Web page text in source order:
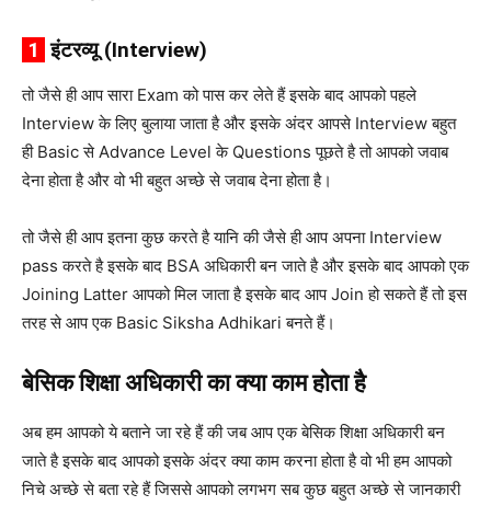
1 इंटरव्यू (Interview)
तो जैसे ही आप सारा Exam को पास कर लेते हैं इसके बाद आपको पहले
Interview के लिए बुलाया जाता है और इसके अंदर आपसे Interview बहुत
ही Basic से Advance Level के Questions पूछते है तो आपको जवाब
देना होता है और वो भी बहुत अच्छे से जवाब देना होता है।
तो जैसे ही आप इतना कुछ करते है यानि की जैसे ही आप अपना Interview
pass करते है इसके बाद BSA अधिकारी बन जाते है और इसके बाद आपको एक
Joining Latter आपको मिल जाता है इसके बाद आप Join हो सकते हैं तो इस
तरह से आप एक Basic Siksha Adhikari बनते हैं।
बेसिक शिक्षा अधिकारी का क्या काम होता है
अब हम आपको ये बताने जा रहे हैं की जब आप एक बेसिक शिक्षा अधिकारी बन
जाते है इसके बाद आपको इसके अंदर क्या काम करना होता है वो भी हम आपको
निचे अच्छे से बता रहे हैं जिससे आपको लगभग सब कुछ बहुत अच्छे से जानकारी